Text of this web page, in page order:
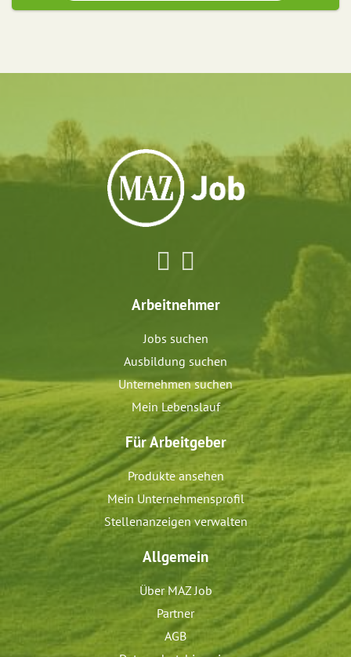
Arbeitnehmer
Jobs suchen
Ausbildung suchen
Unternehmen suchen
Mein Lebenslauf
Für Arbeitgeber
Produkte ansehen
Mein Unternehmensprofil
Stellenanzeigen verwalten
Allgemein
Über MAZ Job
Partner
AGB